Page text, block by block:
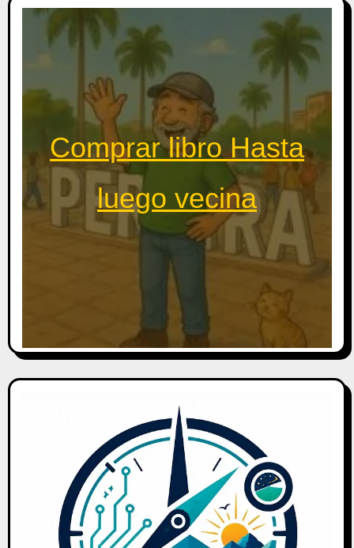
Comprar libro Hasta
luego vecina